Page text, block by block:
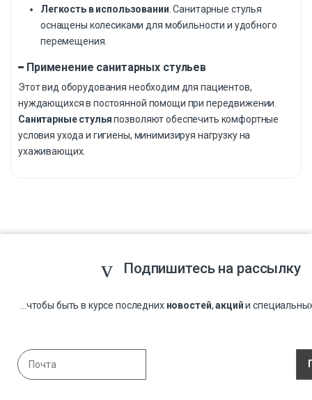
Легкость в использовании . Санитарные стулья
оснащены колесиками для мобильности и удобного
перемещения.
Применение санитарных стульев
Этот вид оборудования необходим для пациентов,
нуждающихся в постоянной помощи при передвижении.
Санитарные стульяпозволяют обеспечить комфортные
условия ухода и гигиены, минимизируя нагрузку на
ухаживающих.
Подпишитесь на рассылку
...чтобы быть в курсе последних новостей,акцийи